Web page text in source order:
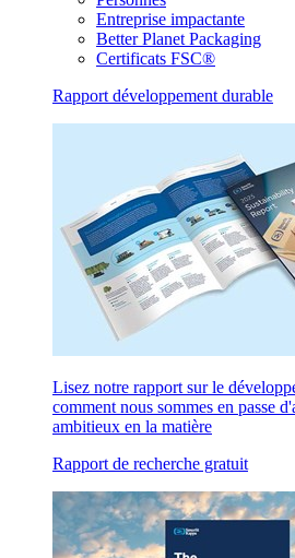
Entreprise impactante
Better Planet Packaging
Certificats FSC®
Rapport développement durable
Lisez notre rapport sur le
comment nous sommes en passe
ambitieux en la matière
Rapport de recherche gratuit